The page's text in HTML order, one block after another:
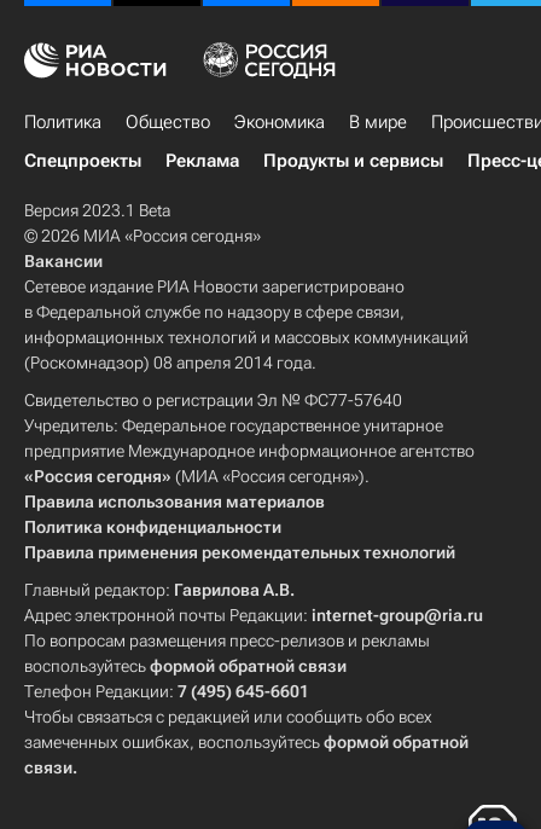
Политика Общество Экономика В мире
Спецпроекты
Реклама Продукты и сервисы Пресс-
Версия 2023.1 Beta
© 2026 МИА «Россия сегодня»
Вакансии
Сетевое издание РИА Новости зарегистрировано
в Федеральной службе по надзору в сфере связи,
информационных технологий и массовых коммуникаций
(Роскомнадзор) 08 апреля 2014 года.
Свидетельство о регистрации Эл № ФС77-57640
Учредитель: Федеральное государственное унитарное
предприятие Международное информационное агентство
«Россия сегодня» (МИА «Россия сегодня»).
Правила использования материалов
Политика конфиденциальности
Правила применения рекомендательных технологий
Главный редактор: Гаврилова А.В.
Адрес электронной почты Редакции: internet-group@ria.ru
По вопросам размещения пресс-релизов и рекламы
воспользуйтесьформой обратной связи
Телефон Редакции: 7 (495) 645-6601
Чтобы связаться с редакцией или сообщить обо всех
замеченных ошибках, воспользуйтесьформой обратной
связи.